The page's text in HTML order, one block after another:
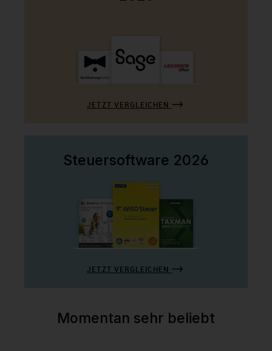
JETZT VERGLEICHEN
Steuersoftware 2026
JETZT VERGLEICHEN
Momentan sehr beliebt